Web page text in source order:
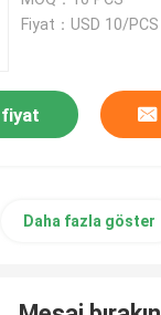
Fiyat：USD 10/PCS
fiyat
Daha fazla göster